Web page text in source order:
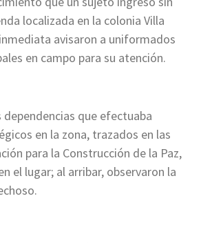
localizada en la colonia Villa
avisaron a uniformados
en campo para su atención.
dependencias que efectuaba
en la zona, trazados en las
para la Construcción de la Paz,
el lugar; al arribar, observaron la